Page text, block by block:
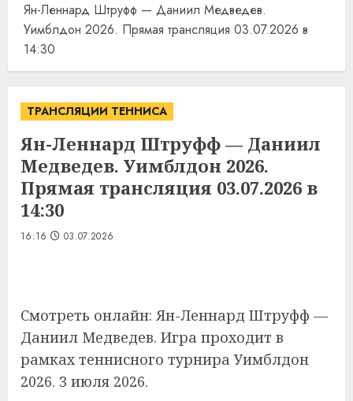
Ян-Леннард Штруфф — Даниил Медведев.
Уимблдон 2026. Прямая трансляция 03.07.2026 в
14:30
ТРАНСЛЯЦИИ ТЕННИСА
Ян-Леннард Штруфф — Даниил
Медведев. Уимблдон 2026.
Прямая трансляция 03.07.2026 в
14:30
16:16 03.07.2026
Смотреть онлайн: Ян-Леннард Штруфф —
Даниил Медведев. Игра проходит в
рамках теннисного турнира Уимблдон
2026. 3 июля 2026.